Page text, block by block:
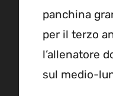
panchina
per il terzo
l’allenatore
sul medio-